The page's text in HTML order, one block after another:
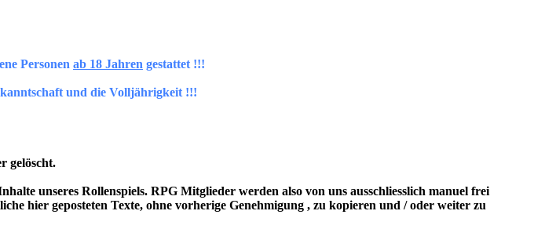
Personen ab 18 Jahren gestattet !!!
und die Volljährigkeit !!!
gelöscht.
unseres Rollenspiels. RPG Mitglieder werden also von uns ausschliesslich manuel frei
hier geposteten Texte, ohne vorherige Genehmigung , zu kopieren und / oder weiter zu